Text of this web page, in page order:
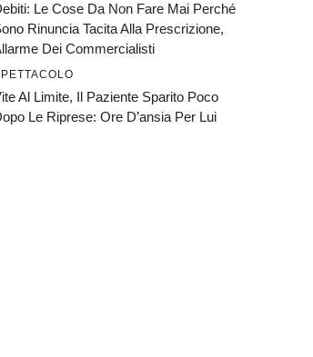
Le Cose Da Non Fare Mai Perché
Rinuncia Tacita Alla Prescrizione,
Dei Commercialisti
Al Limite, Il Paziente Sparito Poco
Le Riprese: Ore D’ansia Per Lui